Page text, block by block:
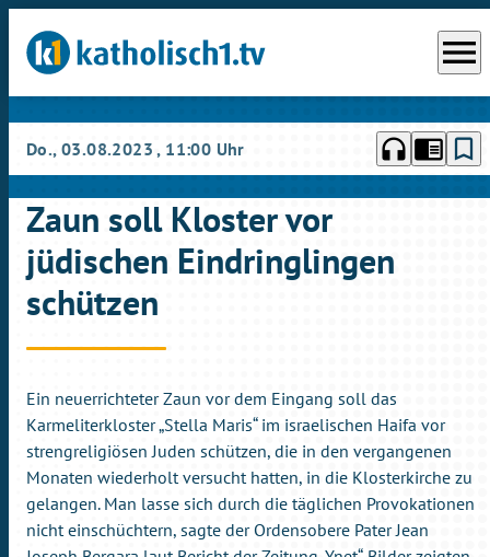
menu
Do., 03.08.2023, 11:00 Uhr headphones chrome_reader_mode bookmark_border
Zaun soll Kloster vor
jüdischen Eindringlingen
schützen
Ein neuerrichteter Zaun vor dem Eingang soll das
Karmeliterkloster „Stella Maris“ im israelischen Haifa vor
strengreligiösen Juden schützen, die in den vergangenen
Monaten wiederholt versucht hatten, in die Klosterkirche zu
gelangen. Man lasse sich durch die täglichen Provokationen
nicht einschüchtern, sagte der Ordensobere Pater Jean